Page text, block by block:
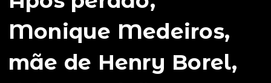
Monique Medeiros,
mãe de Henry Borel,